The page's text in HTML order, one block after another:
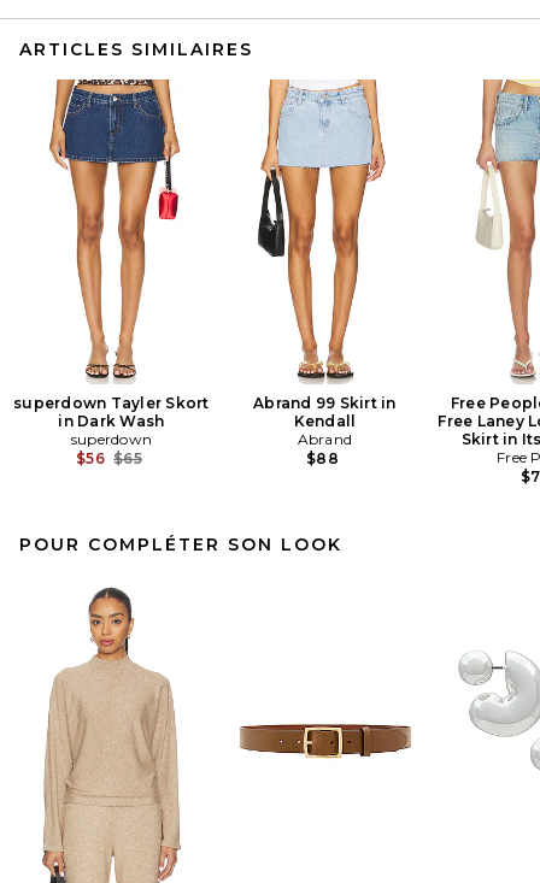
ARTICLES SIMILAIRES
superdown Tayler Skort
in Dark Wash
superdown
$56 Previous price:
$65
Abrand 99 Skirt in
Kendall
Abrand
$88
Free
Free Laney
Skirt in
Free
POUR COMPLÉTER SON LOOK